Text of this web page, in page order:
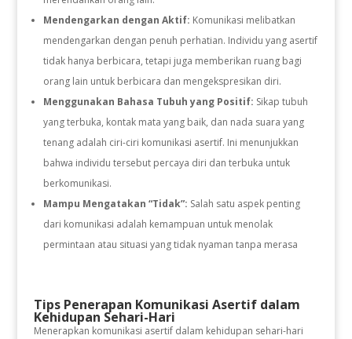
Mendengarkan dengan Aktif: Komunikasi melibatkan
mendengarkan dengan penuh perhatian. Individu yang asertif
tidak hanya berbicara, tetapi juga memberikan ruang bagi
orang lain untuk berbicara dan mengekspresikan diri.
Menggunakan Bahasa Tubuh yang Positif: Sikap tubuh
yang terbuka, kontak mata yang baik, dan nada suara yang
tenang adalah ciri-ciri komunikasi asertif. Ini menunjukkan
bahwa individu tersebut percaya diri dan terbuka untuk
berkomunikasi.
Mampu Mengatakan “Tidak”: Salah satu aspek penting
dari komunikasi adalah kemampuan untuk menolak
permintaan atau situasi yang tidak nyaman tanpa merasa
Tips Penerapan Komunikasi Asertif dalam
Kehidupan Sehari-Hari
Menerapkan komunikasi asertif dalam kehidupan sehari-hari